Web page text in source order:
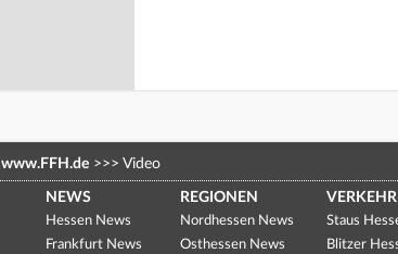
www.FFH.de >>> Video
NEWS
Hessen News
Frankfurt News
REGIONEN
Nordhessen News
Osthessen News
VERKEHR
Staus
Blitzer